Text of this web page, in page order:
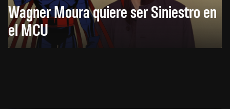
Wagner Moura quiere ser Siniestro en
el MCU